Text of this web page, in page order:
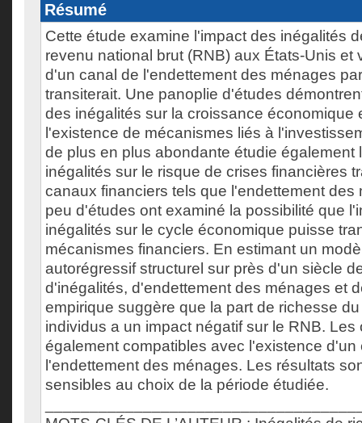
Résumé
Cette étude examine l'impact des inégalités
revenu national brut (RNB) aux États-Unis et
d'un canal de l'endettement des ménages
transiterait. Une panoplie d'études
des inégalités sur la croissance économique
l'existence de mécanismes liés à
de plus en plus abondante étudie également
inégalités sur le risque de crises financières
canaux financiers tels que l'endettement des
peu d'études ont examiné la possibilité que
inégalités sur le cycle économique puisse
mécanismes financiers. En estimant un
autorégressif structurel sur près d'un siècle
d'inégalités, d'endettement des ménages et
empirique suggère que la part de richesse
individus a un impact négatif sur le RNB.
également compatibles avec l'existence d'un
l'endettement des ménages. Les résultats
sensibles au choix de la période étudiée.